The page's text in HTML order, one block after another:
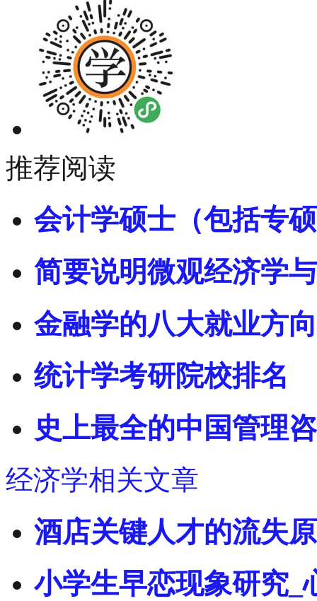
推荐阅读
会计学硕士（包括专
简要说明微观经济学
金融学的八大就业方
统计学考研院校排名
史上最全的中国管理
经济学相关文章
酒店关键人才的流失
小学生早恋现象研究_